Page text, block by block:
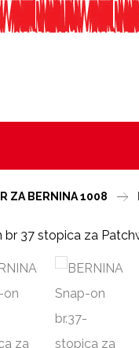
ZA BERNINA 1008